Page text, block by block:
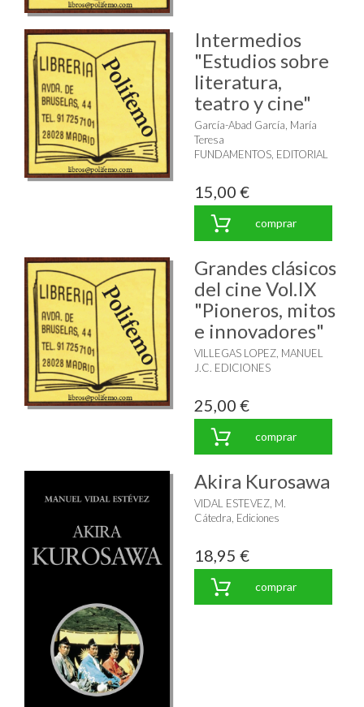
Intermedios
"Estudios sobre
literatura,
teatro y cine"
García-Abad García, María
Teresa
FUNDAMENTOS, EDITORIAL
15,00 €
comprar
Grandes clásicos
del cine Vol.IX
"Pioneros, mitos
e innovadores"
VILLEGAS LOPEZ, MANUEL
J.C. EDICIONES
25,00 €
comprar
Akira Kurosawa
VIDAL ESTEVEZ, M.
Cátedra, Ediciones
18,95 €
comprar